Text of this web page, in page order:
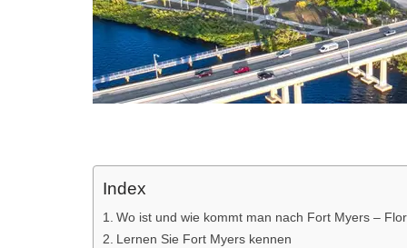
Index
Wo ist und wie kommt man nach Fort Myers –
Lernen Sie Fort Myers kennen